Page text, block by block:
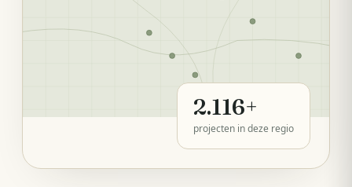
2.116+
projecten in deze regio